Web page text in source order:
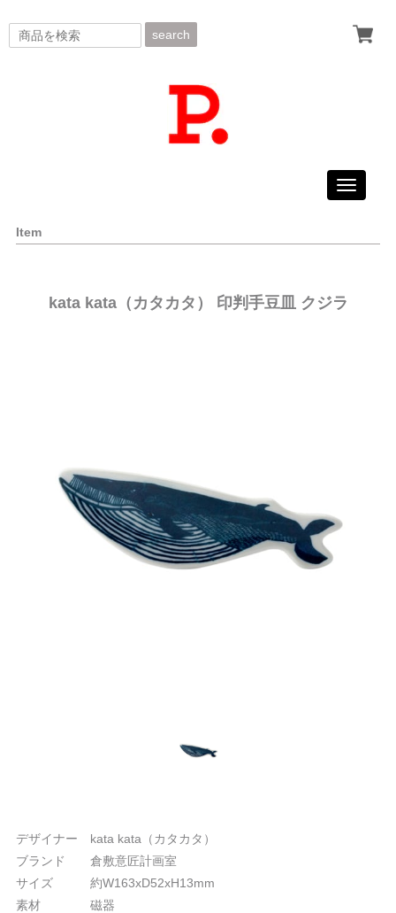
search
Toggle
Item
kata kata（カタカタ） 印判手豆皿 クジラ
デザイナー kata kata（カタカタ）
ブランド 倉敷意匠計画室
サイズ 約W163xD52xH13mm
素材 磁器